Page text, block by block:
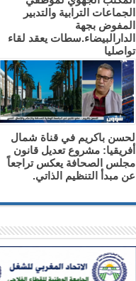
الجماعات الترابية والتدبير
المفوض بجهة
الدارالبيضاء.سطات يعقد لقاء
تواصليا
لحسن باكريم في قناة شمال
أفريقيا: مشروع تعديل قانون
مجلس الصحافة يعكس تراجعاً
عن مبدأ التنظيم الذاتي.